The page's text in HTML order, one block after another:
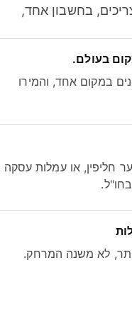
בחשבון אחד,
בעולם.
במקום אחד, והמירו
חליפין, או עמלות עסקה
לא משנה המרחק.